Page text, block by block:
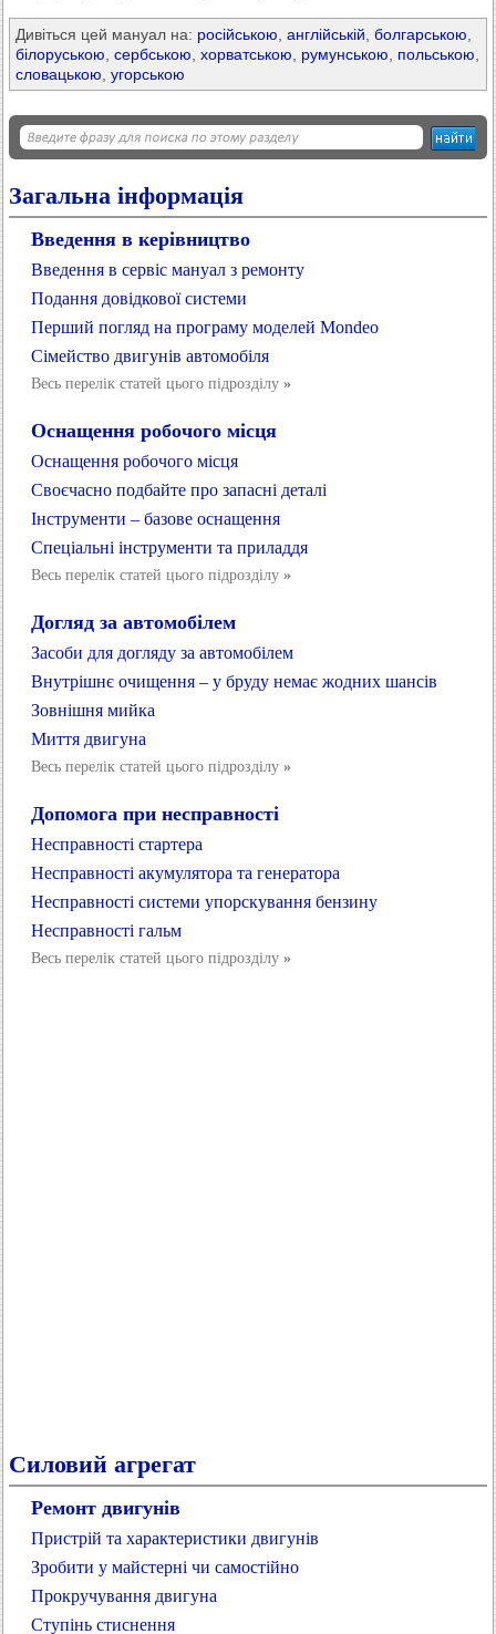
Дивіться цей мануал на: російською англійській болгарською
білоруською сербською хорватською румунською польською
словацькою угорською
Загальна інформація
Введення в керівництво
Введення в сервіс мануал з ремонту
Подання довідкової системи
Перший погляд на програму моделей Mondeo
Сімейство двигунів автомобіля
Весь перелік статей цього підрозділу »
Оснащення робочого місця
Оснащення робочого місця
Своєчасно подбайте про запасні деталі
Інструменти – базове оснащення
Спеціальні інструменти та приладдя
Весь перелік статей цього підрозділу »
Догляд за автомобілем
Засоби для догляду за автомобілем
Внутрішнє очищення – у бруду немає жодних шансів
Зовнішня мийка
Миття двигуна
Весь перелік статей цього підрозділу »
Допомога при несправності
Несправності стартера
Несправності акумулятора та генератора
Несправності системи упорскування бензину
Несправності гальм
Весь перелік статей цього підрозділу »
Силовий агрегат
Ремонт двигунів
Пристрій та характеристики двигунів
Зробити у майстерні чи самостійно
Прокручування двигуна
Ступінь стиснення